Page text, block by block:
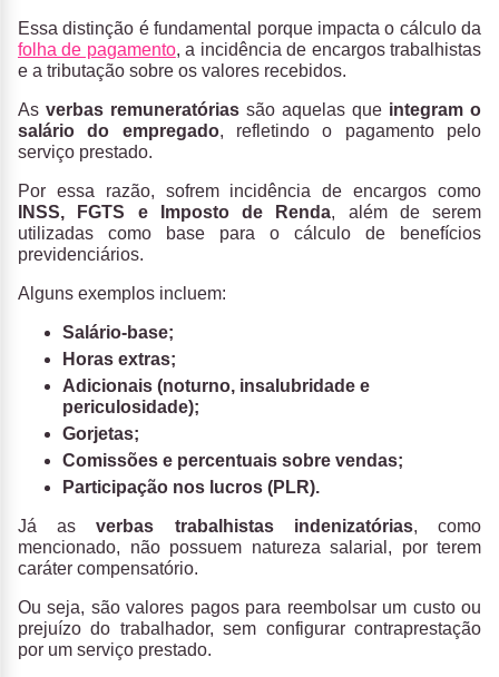
Essa distinção é fundamental porque impacta o cálculo da
folha de pagamento, a incidência de encargos trabalhistas
e a tributação sobre os valores recebidos.
As verbas remuneratórias são aquelas que integram o
salário do empregado, refletindo o pagamento pelo
serviço prestado.
Por essa razão, sofrem incidência de encargos como
INSS, FGTS e Imposto de Renda, além de serem
utilizadas como base para o cálculo de benefícios
previdenciários.
Alguns exemplos incluem:
Salário-base;
Horas extras;
Adicionais (noturno, insalubridade e
periculosidade);
Gorjetas;
Comissões e percentuais sobre vendas;
Participação nos lucros (PLR).
Já asverbas trabalhistas indenizatórias, como
mencionado, não possuem natureza salarial, por terem
caráter compensatório.
Ou seja, são valores pagos para reembolsar um custo ou
prejuízo do trabalhador, sem configurar contraprestação
por um serviço prestado.